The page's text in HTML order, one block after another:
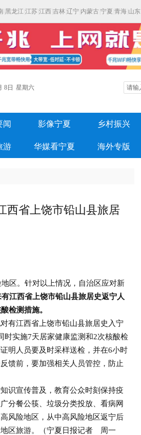
黑龙江 江苏 江西 吉林 辽宁 内蒙古 宁夏 青海 山东
8日 星期六
闻 影像宁夏 乡村振兴
游 华媒看宁夏 海外专版
西省上饶市铅山县旅居
区。针对以上情况，自治区应对新
江西省上饶市铅山县旅居史返宁人
检测措施。
江西省上饶市铅山县旅居史入宁
时实施7天居家健康监测和2次核酸检
明人员要及时采样送检，并在6小时
馈前，要加强相关人员管控，防止
宣传普及，教育公众时刻保持疫
分餐公筷、垃圾分类投放、看病网
风险地区，从中高风险地区返宁后
地区旅游。（宁夏日报记者 周一